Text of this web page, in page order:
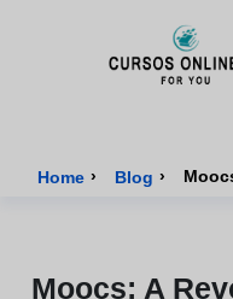
Home › Blog ›
Moocs: A